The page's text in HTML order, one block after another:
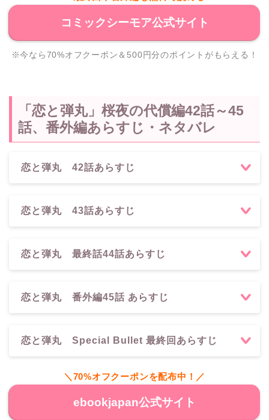
コミックシーモア公式サイト
※今なら70%オフクーポン＆500円分のポイントがもらえる！
「恋と弾丸」桜夜の代償編42話～45
話、番外編あらすじ・ネタバレ
恋と弾丸 42話あらすじ
恋と弾丸 43話あらすじ
恋と弾丸 最終話44話あらすじ
恋と弾丸 番外編45話 あらすじ
恋と弾丸 Special Bullet 最終回あらすじ
＼70%オフクーポンを配布中！／
ebookjapan公式サイト